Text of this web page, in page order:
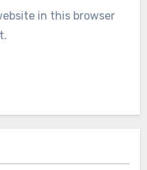
in this browser